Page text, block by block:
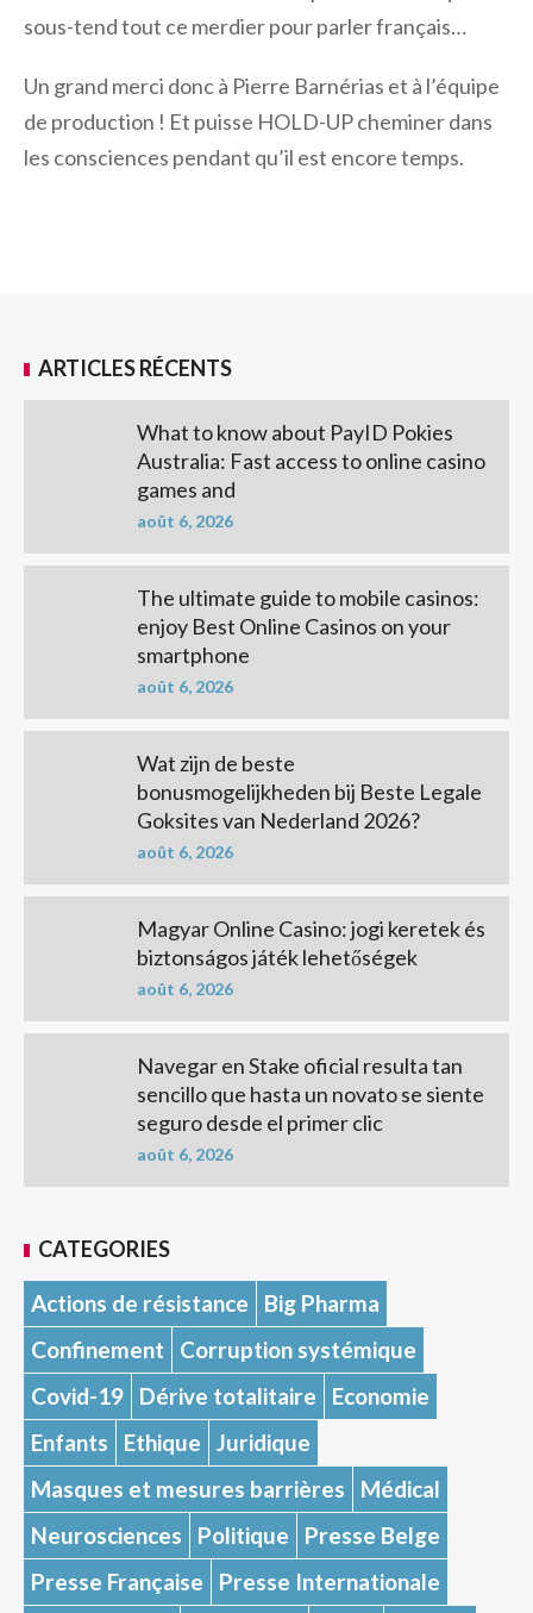
sous-tend tout ce merdier pour parler français…
Un grand merci donc à Pierre Barnérias et à l’équipe
de production ! Et puisse HOLD-UP cheminer dans
les consciences pendant qu’il est encore temps.
ARTICLES RÉCENTS
What to know about PayID Pokies
Australia: Fast access to online casino
games and
août 6, 2026
The ultimate guide to mobile casinos:
enjoy Best Online Casinos on your
smartphone
août 6, 2026
Wat zijn de beste
bonusmogelijkheden bij Beste Legale
Goksites van Nederland 2026?
août 6, 2026
Magyar Online Casino: jogi keretek és
biztonságos játék lehetőségek
août 6, 2026
Navegar en Stake oficial resulta tan
sencillo que hasta un novato se siente
seguro desde el primer clic
août 6, 2026
CATEGORIES
Actions de résistance
Big Pharma
Confinement
Corruption systémique
Covid-19
Dérive totalitaire
Economie
Enfants
Ethique
Juridique
Masques et mesures barrières
Médical
Neurosciences
Politique
Presse Belge
Presse Française
Presse Internationale